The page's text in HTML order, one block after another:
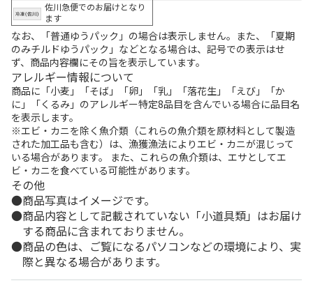
佐川急便でのお届けとなり
ます
なお、「普通ゆうパック」の場合は表示しません。また、「夏期
のみチルドゆうパック」などとなる場合は、記号での表示はせ
ず、商品内容欄にその旨を表示しています。
アレルギー情報について
商品に「小麦」「そば」「卵」「乳」「落花生」「えび」「か
に」「くるみ」のアレルギー特定8品目を含んでいる場合に品目名
を表示します。
※エビ・カニを除く魚介類（これらの魚介類を原材料として製造
された加工品も含む）は、漁獲漁法によりエビ・カニが混じって
いる場合があります。 また、これらの魚介類は、エサとしてエ
ビ・カニを食べている可能性があります。
その他
商品写真はイメージです。
商品内容として記載されていない「小道具類」はお届け
する商品に含まれておりません。
商品の色は、ご覧になるパソコンなどの環境により、実
際と異なる場合があります。